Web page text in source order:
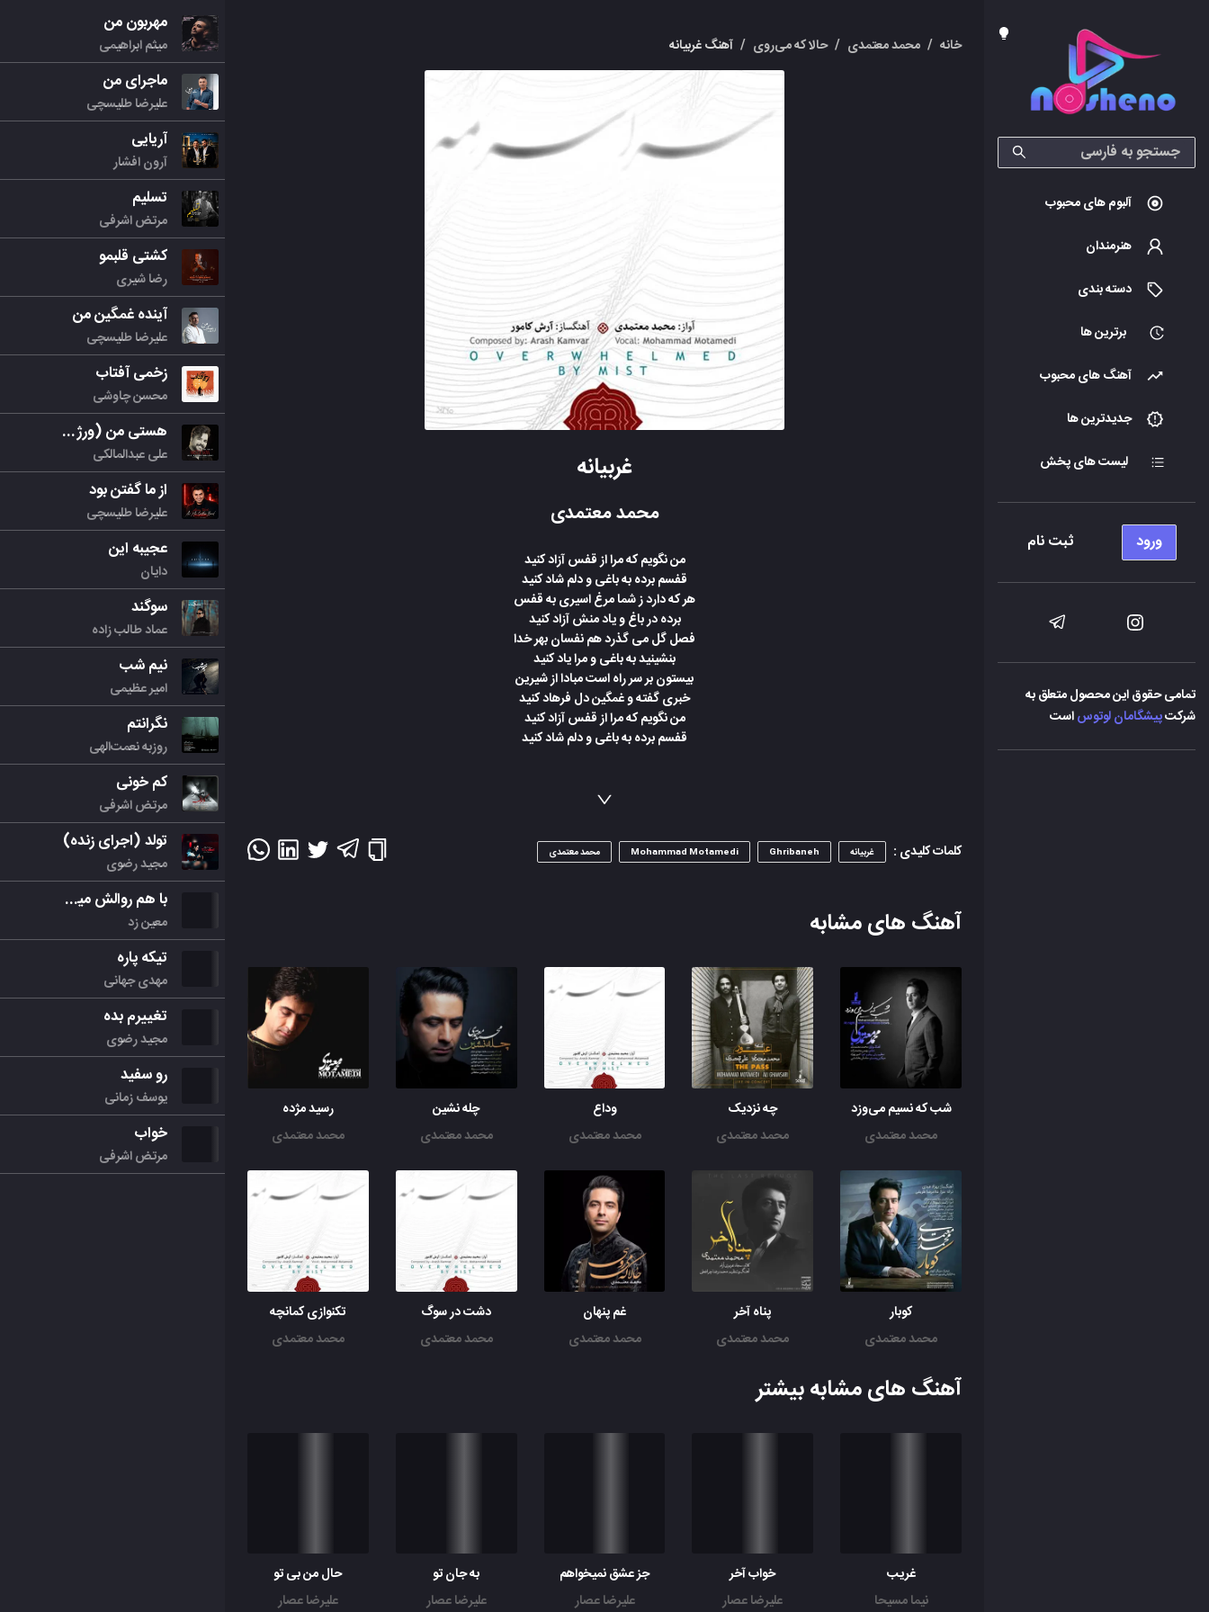
آلبوم های محبوب
هنرمندان
دسته بندی
برترین ها
آهنگ های محبوب
جدیدترین ها
لیست های پخش
ورود ثبت نام
تمامی حقوق این محصول متعلق به
شرکتپیشگامان لوتوساست
خانه / محمد معتمدی / حالا که می‌روی / آهنگ غربیانه
غربیانه
محمد معتمدی
من نگویم که مرا از قفس آزاد کنید
قفسم برده به باغی و دلم شاد کنید
هر که دارد ز شما مرغ اسیری به قفس
برده در باغ و یاد منش آزاد کنید
فصل گل می گذرد هم نفسان بهر خدا
بنشینید به باغی و مرا یاد کنید
بیستون بر سر راه است مبادا از شیرین
خبری گفته و غمگین دل فرهاد کنید
من نگویم که مرا از قفس آزاد کنید
قفسم برده به باغی و دلم شاد کنید
کلمات کلیدی : غربیانه Ghribaneh
Mohammad Motamedi محمد معتمدی
آهنگ های مشابه
شب که نسیم می‌وزد
محمد معتمدی
چه نزدیک
محمد معتمدی
وداع
محمد معتمدی
چله نشین
محمد معتمدی
رسید مژده
محمد معتمدی
کوبار
محمد معتمدی
پناه آخر
محمد معتمدی
غم پنهان
محمد معتمدی
دشت در سوگ
محمد معتمدی
تکنوازی کمانچه
محمد معتمدی
آهنگ های مشابه بیشتر
غریب
نیما مسیحا
خواب آخر
علیرضا عصار
جز عشق نمیخواهم
علیرضا عصار
به جان تو
علیرضا عصار
حال من بی تو
علیرضا عصار
مهربون من
میثم ابراهیمی
ماجرای من
علیرضا طلیسچی
آریایی
آرون افشار
تسلیم
مرتض اشرفی
کشتی قلبمو
رضا شیری
آینده غمگین من
علیرضا طلیسچی
زخمی آفتاب
محسن چاوشی
هستی من (ورژن جدید)
علی عبدالمالکی
از ما گفتن بود
علیرضا طلیسچی
عجیبه این
دایان
سوگند
عماد طالب زاده
نیم شب
امیر عظیمی
نگرانتم
روزبه نعمت‌الهی
کم خونی
مرتض اشرفی
تولد (اجرای زنده)
مجید رضوی
با هم روالش میکنیم
معین زد
تیکه پاره
مهدی جهانی
تغییرم بده
مجید رضوی
رو سفید
یوسف زمانی
خواب
مرتض اشرفی